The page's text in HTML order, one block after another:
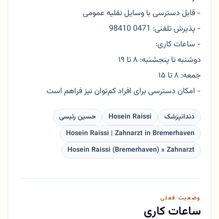
- قابل دسترسی با وسایل نقلیه عمومی
- پذیرش تلفنی: 0471 98410
- ساعات کاری:
دوشنبه تا پنجشنبه: ۸ تا ۱۹
جمعه: ۸ تا ۱۵
- امکان دسترسی برای افراد کم‌توان نیز فراهم است
دندانپزشک Hosein Raissi
حسین رئیسی
Hosein Raissi | Zahnarzt in Bremerhaven
Hosein Raissi (Bremerhaven) » Zahnarzt
وضعیت فعلی
ساعات کاری